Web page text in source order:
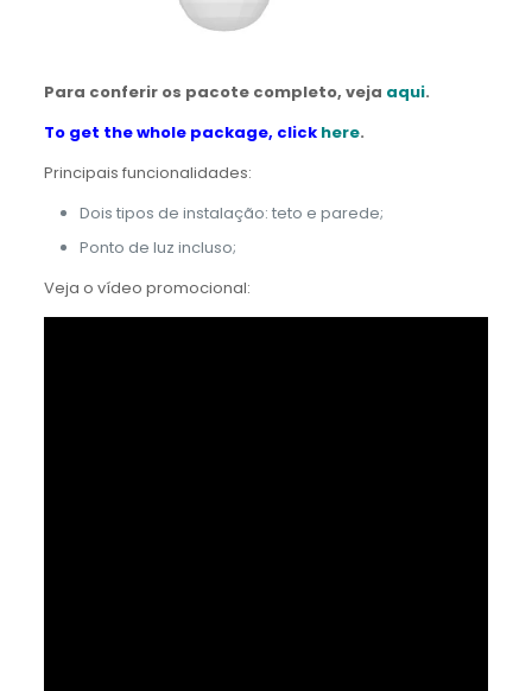
Para conferir os pacote completo, veja aqui.
To get the whole package, click here.
Principais funcionalidades:
Dois tipos de instalação: teto e parede;
Ponto de luz incluso;
Veja o vídeo promocional: